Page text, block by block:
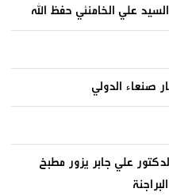
علي الخامنئي حفظ الله
صنعاء الدولي
علي جابر يزور مطبخ